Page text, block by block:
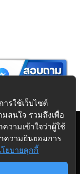
Co., Ltd.
ครบวงจร
รใช้เว็บไซต์
สนใจ รวมถึงเพื่อ
วามเข้าใจว่าผู้ใช้
ความยินยอมการ
ยบายคุกกี้